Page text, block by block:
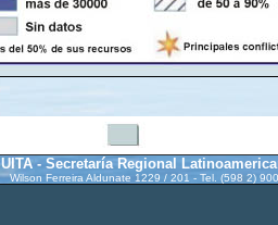
UITA - Secretaría Regional
Wilson Ferreira Aldunate 1229 / 201 - Tel. (598 2)